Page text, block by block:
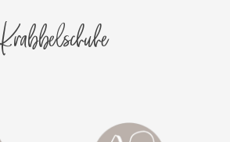
Krabbelschuhe